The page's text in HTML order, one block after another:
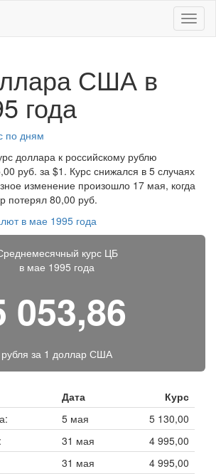
Меню
США в
года
по дням
доллара к российскому рублю
руб. за $1. Курс снижался в 5 случаях
изменение произошло 17 мая, когда
потерял 80,00 руб.
в мае 1995 года
курс ЦБ
в мае 1995 года
053,86
рубля за 1 доллар США
Дата
Курс
5 мая
5 130,00
31 мая
4 995,00
31 мая
4 995,00